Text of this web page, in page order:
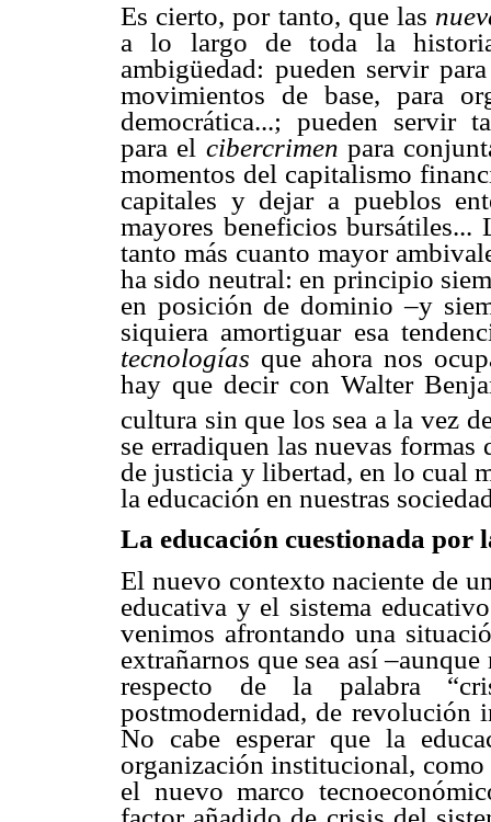
Es cierto, por tanto, que las
a lo largo de toda la
ambigüedad: pueden servir
movimientos de base, para
democrática...; pueden servir
para el cibercrimen para
momentos del capitalismo
capitales y dejar a pueblos
mayores beneficios
tanto más cuanto mayor
ha sido neutral: en principio
en posición de dominio –y
siquiera amortiguar esa
tecnologías que ahora nos
hay que decir con Walter
cultura sin que los sea a la vez
se erradiquen las nuevas
de justicia y libertad, en lo cual
la educación en nuestras
La educación cuestionada por
El nuevo contexto naciente de
educativa y el sistema
venimos afrontando una
extrañarnos que sea así
respecto de la palabra
postmodernidad, de revolución
No cabe esperar que la
organización institucional, como
el nuevo marco